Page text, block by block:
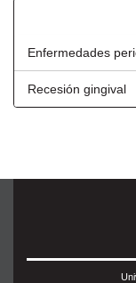
Enfermedades
Recesión gingival